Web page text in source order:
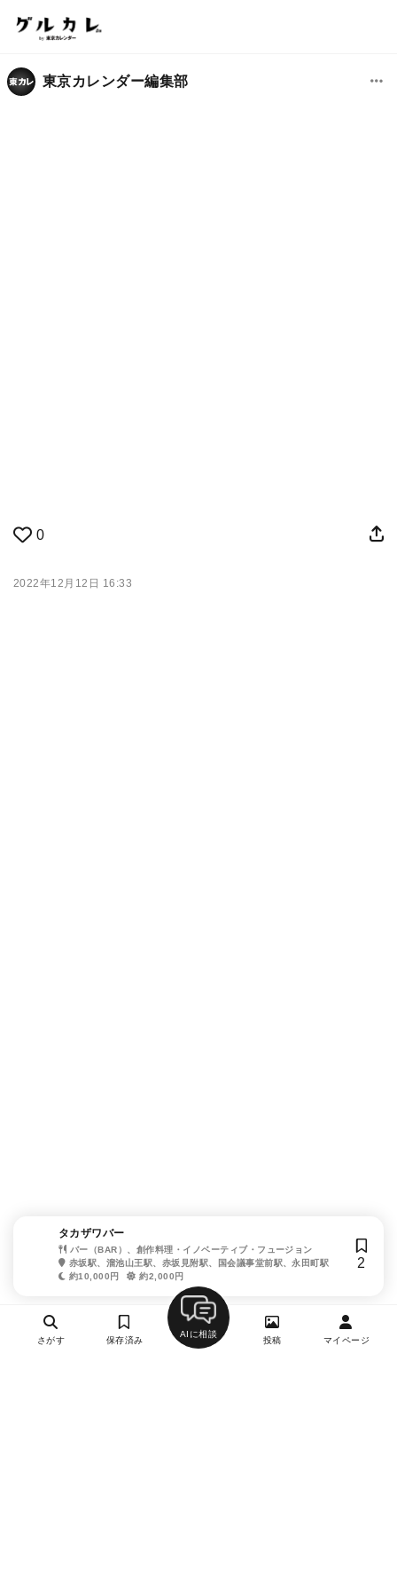
東京カレンダー編集部
0
2022年12月12日 16:33
タカザワバー
バー（BAR）、創作料理・イノベーティブ・フュージョン
赤坂駅、溜池山王駅、赤坂見附駅、国会議事堂前駅、永田町駅
約10,000円
約2,000円
2
さがす 保存済み
AIに相談
投稿 マイページ